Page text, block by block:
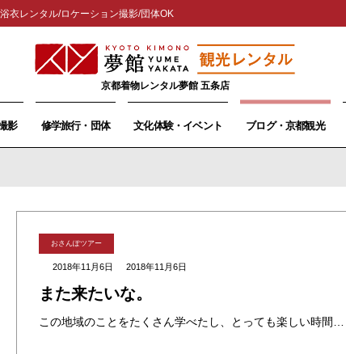
衣レンタル/ロケーション撮影/団体OK
京都着物レンタル夢館 五条店
影 修学旅行・団体 文化体験・イベント ブログ・京都観光
おさんぽツアー
2018年11月6日 2018年11月6日
また来たいな。